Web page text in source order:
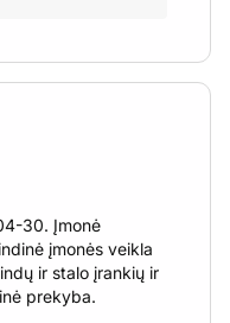
30. Įmonė
įmonės veikla
ir stalo įrankių ir
prekyba.